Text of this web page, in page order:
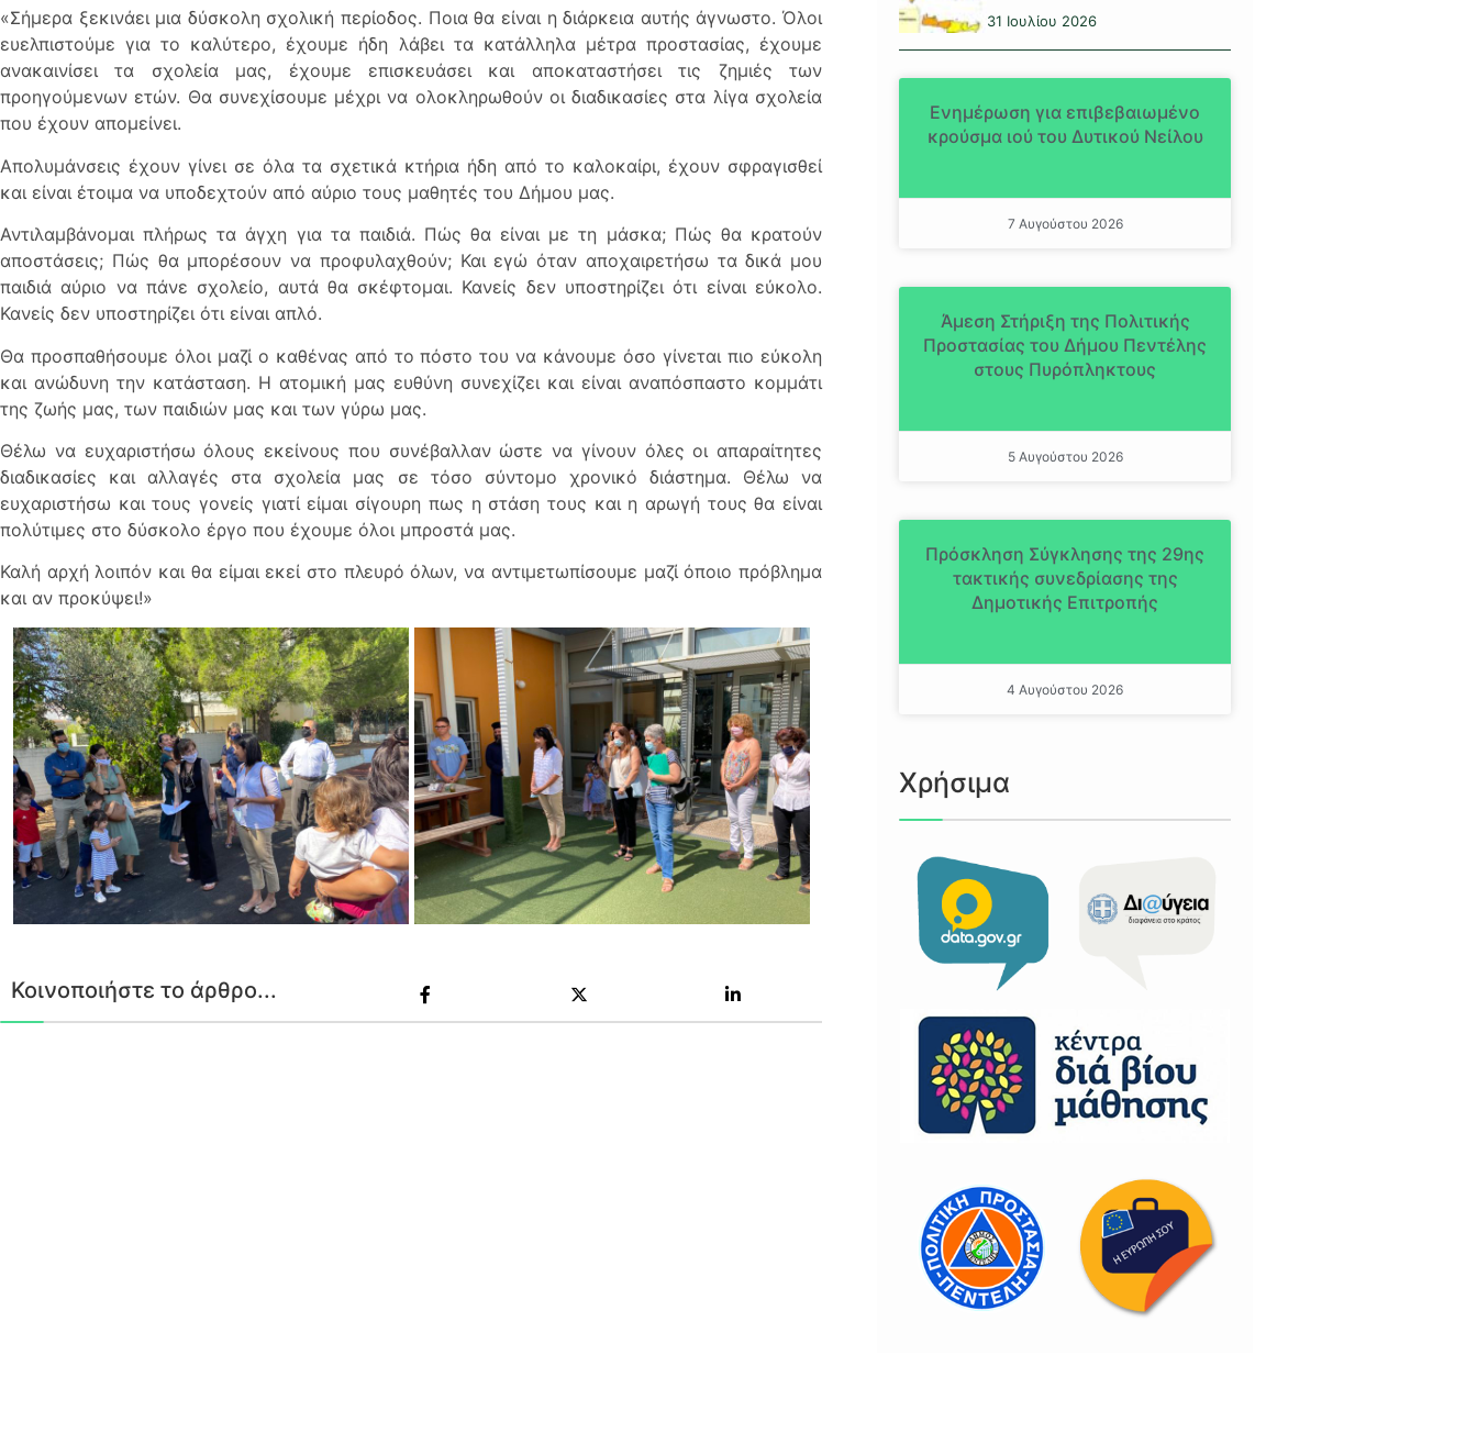
«Σήμερα ξεκινάει μια δύσκολη σχολική περίοδος. Ποια θα είναι η διάρκεια αυτής άγνωστο. Όλοι
ευελπιστούμε για το καλύτερο, έχουμε ήδη λάβει τα κατάλληλα μέτρα προστασίας, έχουμε
ανακαινίσει τα σχολεία μας, έχουμε επισκευάσει και αποκαταστήσει τις ζημιές των
προηγούμενων ετών. Θα συνεχίσουμε μέχρι να ολοκληρωθούν οι διαδικασίες στα λίγα σχολεία
που έχουν απομείνει.
Απολυμάνσεις έχουν γίνει σε όλα τα σχετικά κτήρια ήδη από το καλοκαίρι, έχουν σφραγισθεί
και είναι έτοιμα να υποδεχτούν από αύριο τους μαθητές του Δήμου μας.
Αντιλαμβάνομαι πλήρως τα άγχη για τα παιδιά. Πώς θα είναι με τη μάσκα; Πώς θα κρατούν
αποστάσεις; Πώς θα μπορέσουν να προφυλαχθούν; Και εγώ όταν αποχαιρετήσω τα δικά μου
παιδιά αύριο να πάνε σχολείο, αυτά θα σκέφτομαι. Κανείς δεν υποστηρίζει ότι είναι εύκολο.
Κανείς δεν υποστηρίζει ότι είναι απλό.
Θα προσπαθήσουμε όλοι μαζί ο καθένας από το πόστο του να κάνουμε όσο γίνεται πιο εύκολη
και ανώδυνη την κατάσταση. Η ατομική μας ευθύνη συνεχίζει και είναι αναπόσπαστο κομμάτι
της ζωής μας, των παιδιών μας και των γύρω μας.
Θέλω να ευχαριστήσω όλους εκείνους που συνέβαλλαν ώστε να γίνουν όλες οι απαραίτητες
διαδικασίες και αλλαγές στα σχολεία μας σε τόσο σύντομο χρονικό διάστημα. Θέλω να
ευχαριστήσω και τους γονείς γιατί είμαι σίγουρη πως η στάση τους και η αρωγή τους θα είναι
πολύτιμες στο δύσκολο έργο που έχουμε όλοι μπροστά μας.
Καλή αρχή λοιπόν και θα είμαι εκεί στο πλευρό όλων, να αντιμετωπίσουμε μαζί όποιο πρόβλημα
και αν προκύψει!»
Κοινοποιήστε το άρθρο...
31 Ιουλίου 2026
Ενημέρωση για επιβεβαιωμένο
κρούσμα ιού του Δυτικού Νείλου
7 Αυγούστου 2026
Άμεση Στήριξη της Πολιτικής
Προστασίας του Δήμου Πεντέλης
στους Πυρόπληκτους
5 Αυγούστου 2026
Πρόσκληση Σύγκλησης της 29ης
τακτικής συνεδρίασης της
Δημοτικής Επιτροπής
4 Αυγούστου 2026
Χρήσιμα